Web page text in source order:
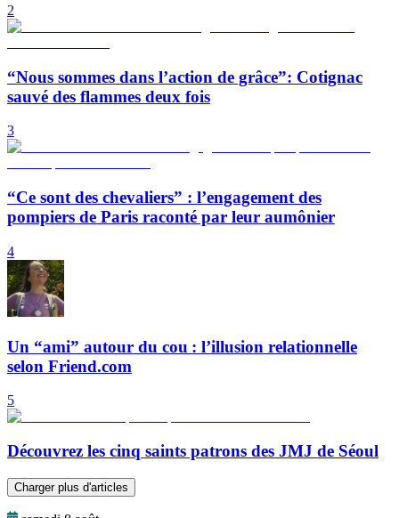
2
“Nous sommes dans l’action de grâce”: Cotignac
sauvé des flammes deux fois
3
“Ce sont des chevaliers” : l’engagement des
pompiers de Paris raconté par leur aumônier
4
Un “ami” autour du cou : l’illusion relationnelle
selon Friend.com
5
Découvrez les cinq saints patrons des JMJ de Séoul
Charger plus d'articles